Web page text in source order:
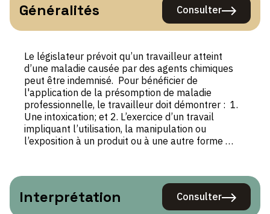
Généralités ConsulterGénéralités
Le législateur prévoit qu’un travailleur atteint
d’une maladie causée par des agents chimiques
peut être indemnisé. Pour bénéficier de
l'application de la présomption de maladie
professionnelle, le travailleur doit démontrer : 1.
Une intoxication; et 2. L’exercice d’un travail
impliquant l’utilisation, la manipulation ou
l’exposition à un produit ou à une autre forme …
Interprétation Consulter